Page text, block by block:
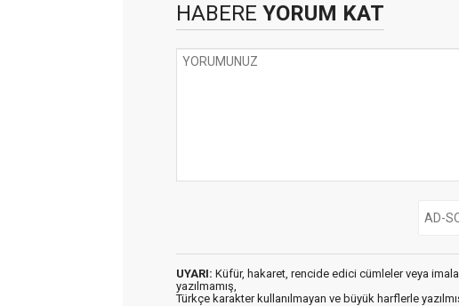
HABERE YORUM KAT
UYARI: Küfür, hakaret, rencide edici cümleler veya
yazılmamış,
Türkçe karakter kullanılmayan ve büyük harflerle